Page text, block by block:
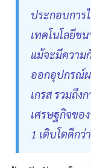
ประกอบการ
เทคโนโลยีข
แม้จะมีความ
ออกอุปกรณ์ผ
เกรส รวมถึง
เศรษฐกิจขอ
1 เติบโตดีกว่